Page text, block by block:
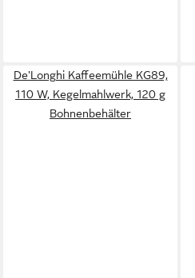
De'Longhi Kaffeemühle KG89,
110 W, Kegelmahlwerk, 120 g
Bohnenbehälter